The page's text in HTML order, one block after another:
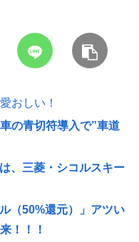
おしい！
の青切符導入で”車道
、三菱・シコルスキー
（50%還元）」アツい
！！！